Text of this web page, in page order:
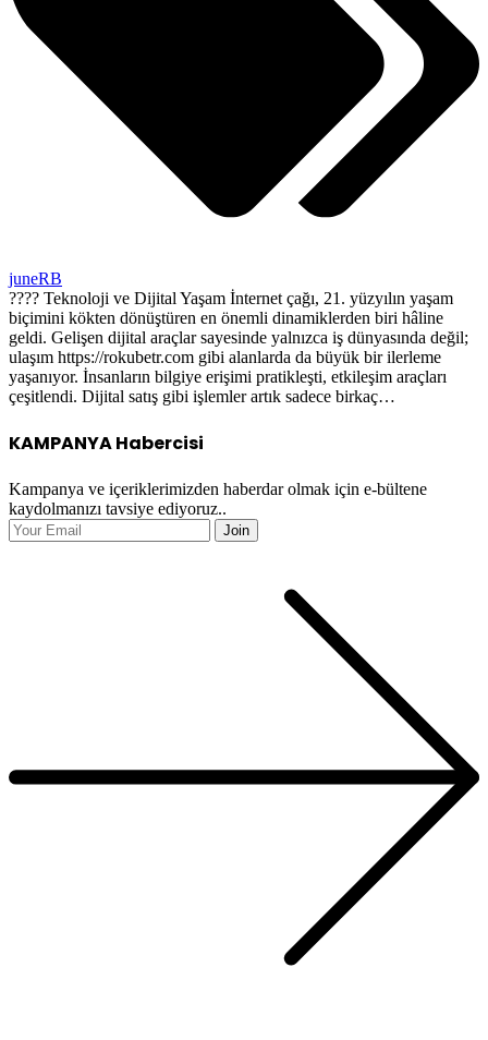
juneRB
???? Teknoloji ve Dijital Yaşam İnternet çağı, 21. yüzyılın yaşam
biçimini kökten dönüştüren en önemli dinamiklerden biri hâline
geldi. Gelişen dijital araçlar sayesinde yalnızca iş dünyasında değil;
ulaşım https://rokubetr.com gibi alanlarda da büyük bir ilerleme
yaşanıyor. İnsanların bilgiye erişimi pratikleşti, etkileşim araçları
çeşitlendi. Dijital satış gibi işlemler artık sadece birkaç…
KAMPANYA Habercisi
Kampanya ve içeriklerimizden haberdar olmak için e-bültene
kaydolmanızı tavsiye ediyoruz..